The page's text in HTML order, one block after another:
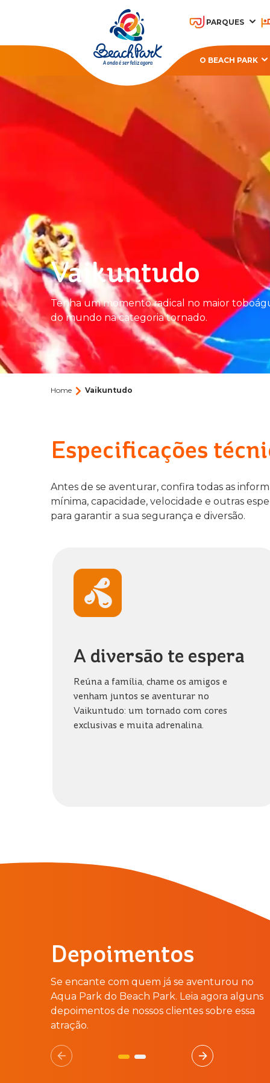
PARQUES
O BEACH PARK
OHANA BEACH PARK
Vaikuntudo
Tenha um momento radical no maior
do mundo na categoria tornado.
Home Vaikuntudo
Especificações
Antes de se aventurar, confira todas as
mínima, capacidade, velocidade e outras
para garantir a sua segurança e diversão.
A diversão te espera
Reúna a família, chame os amigos e
venham juntos se aventurar no
Vaikuntudo: um tornado com cores
exclusivas e muita adrenalina.
Depoimentos
Se encante com quem já se aventurou no
Aqua Park do Beach Park. Leia agora alguns
depoimentos de nossos clientes sobre essa
atração.